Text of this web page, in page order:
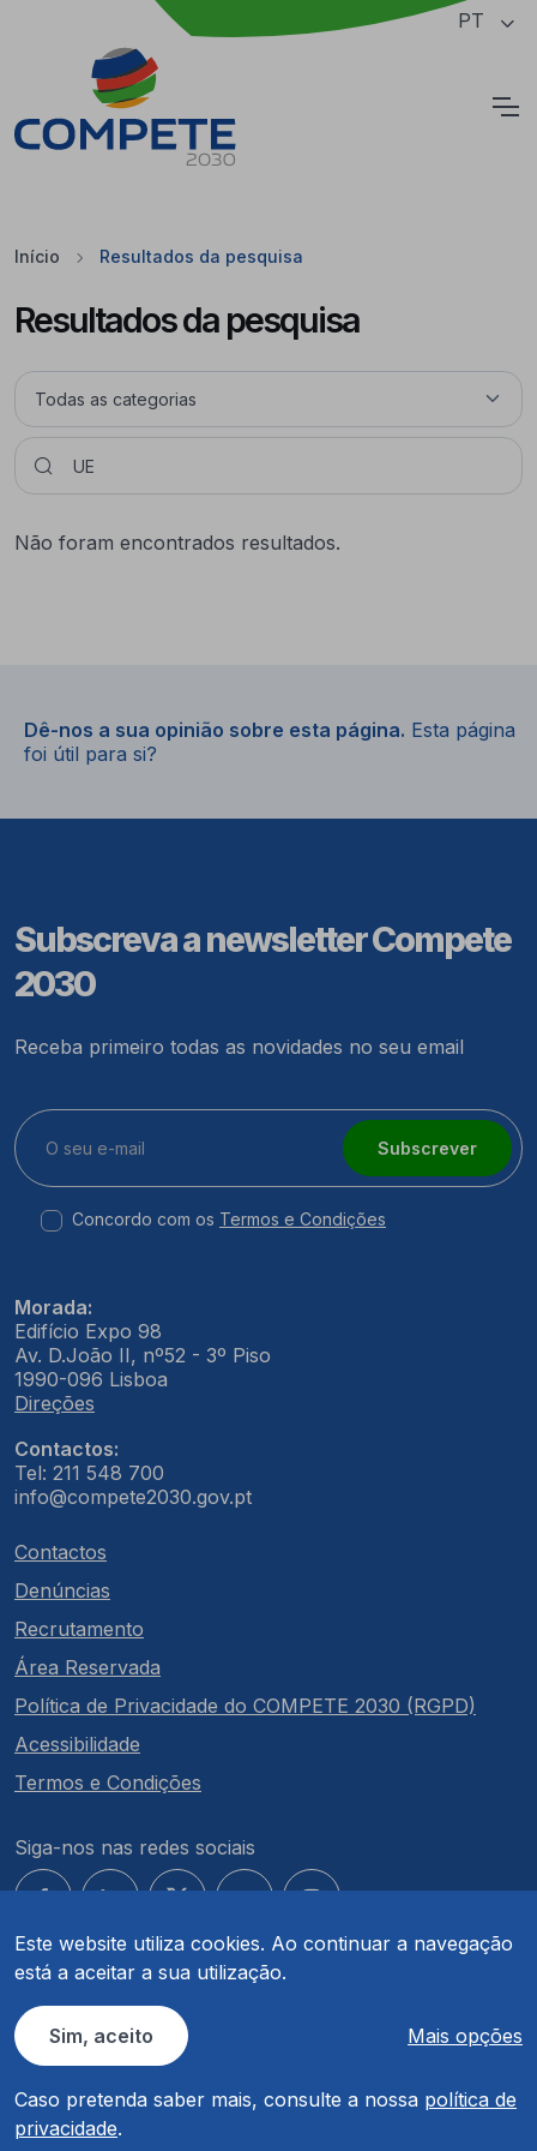
Saltar para o conteúdo principal da página PT
Este website utiliza cookies. Ao continuar a navegação
está a aceitar a sua utilização.
Sim, aceito Mais opções
Caso pretenda saber mais, consulte a nossa política de
privacidade.
Início Resultados da pesquisa
Resultados da pesquisa
Não foram encontrados resultados.
Dê-nos a sua opinião sobre esta página. Esta página
foi útil para si?
Subscreva a newsletter Compete
2030
Receba primeiro todas as novidades no seu email
Subscrever
Concordo com os Termos e Condições
Morada:
Edifício Expo 98
Av. D.João II, nº52 - 3º Piso
1990-096 Lisboa
Direções
Contactos:
Tel: 211 548 700
info@compete2030.gov.pt
Contactos
Denúncias
Recrutamento
Área Reservada
Política de Privacidade do COMPETE 2030 (RGPD)
Acessibilidade
Termos e Condições
Siga-nos nas redes sociais
© COMPETE 2030. Todos os direitos reservados.